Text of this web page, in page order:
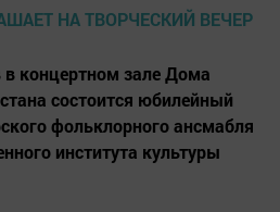
в концертном зале Дома
состоится юбилейный
фольклорного ансмабля
института культуры